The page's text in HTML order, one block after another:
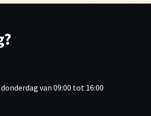
van 09:00 tot 16:00